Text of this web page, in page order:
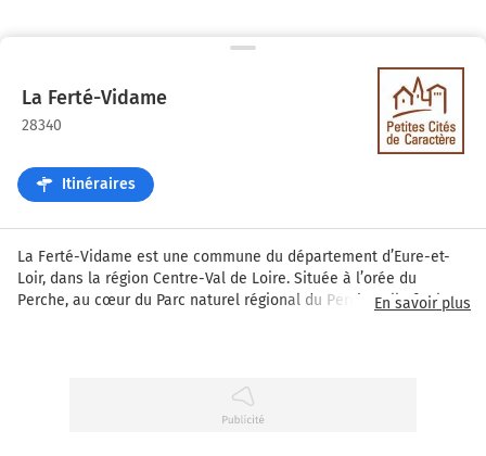
La Ferté-Vidame
28340
Itinéraires
La Ferté-Vidame est une commune du département d’Eure-et-
Loir, dans la région Centre-Val de Loire. Située à l’orée du
Perche, au cœur du Parc naturel régional du Perche, elle fut le
une atmosphère à la fois historique et bucolique.
En savoir plus